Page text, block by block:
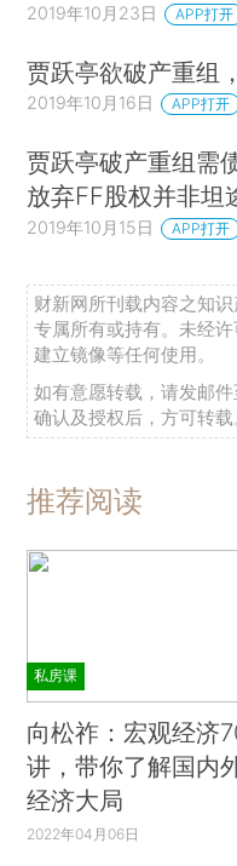
2019年10月23日 APP打开
贾跃亭欲破产重组
2019年10月16日 APP打开
贾跃亭破产重组需
放弃FF股权并非坦
2019年10月15日 APP打开
财新网所刊载内容之知
专属所有或持有。未经
建立镜像等任何使用。
如有意愿转载，请发邮件
确认及授权后，方可转载
推荐阅读
私房课
向松祚：宏观经济
讲，带你了解国内
经济大局
2022年04月06日